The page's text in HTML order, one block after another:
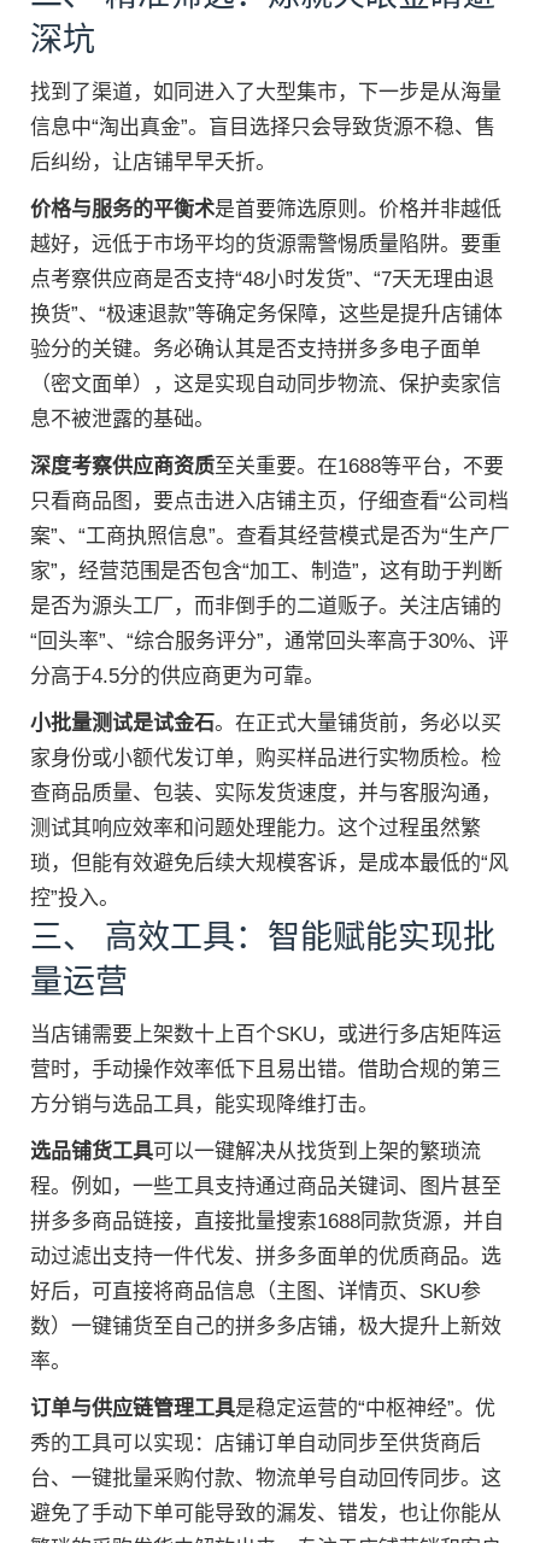
深坑
找到了渠道，如同进入了大型集市，下一步是从海量
信息中“淘出真金”。盲目选择只会导致货源不稳、售
后纠纷，让店铺早早夭折。
价格与服务的平衡术是首要筛选原则。价格并非越低
越好，远低于市场平均的货源需警惕质量陷阱。要重
点考察供应商是否支持“48小时发货”、“7天无理由退
换货”、“极速退款”等确定务保障，这些是提升店铺体
验分的关键。务必确认其是否支持拼多多电子面单
（密文面单），这是实现自动同步物流、保护卖家信
息不被泄露的基础。
深度考察供应商资质至关重要。在1688等平台，不要
只看商品图，要点击进入店铺主页，仔细查看“公司档
案”、“工商执照信息”。查看其经营模式是否为“生产厂
家”，经营范围是否包含“加工、制造”，这有助于判断
是否为源头工厂，而非倒手的二道贩子。关注店铺的
“回头率”、“综合服务评分”，通常回头率高于30%、评
分高于4.5分的供应商更为可靠。
小批量测试是试金石。在正式大量铺货前，务必以买
家身份或小额代发订单，购买样品进行实物质检。检
查商品质量、包装、实际发货速度，并与客服沟通，
测试其响应效率和问题处理能力。这个过程虽然繁
琐，但能有效避免后续大规模客诉，是成本最低的“风
控”投入。
三、 高效工具：智能赋能实现批
量运营
当店铺需要上架数十上百个SKU，或进行多店矩阵运
营时，手动操作效率低下且易出错。借助合规的第三
方分销与选品工具，能实现降维打击。
选品铺货工具可以一键解决从找货到上架的繁琐流
程。例如，一些工具支持通过商品关键词、图片甚至
拼多多商品链接，直接批量搜索1688同款货源，并自
动过滤出支持一件代发、拼多多面单的优质商品。选
好后，可直接将商品信息（主图、详情页、SKU参
数）一键铺货至自己的拼多多店铺，极大提升上新效
率。
订单与供应链管理工具是稳定运营的“中枢神经”。优
秀的工具可以实现：店铺订单自动同步至供货商后
台、一键批量采购付款、物流单号自动回传同步。这
避免了手动下单可能导致的漏发、错发，也让你能从